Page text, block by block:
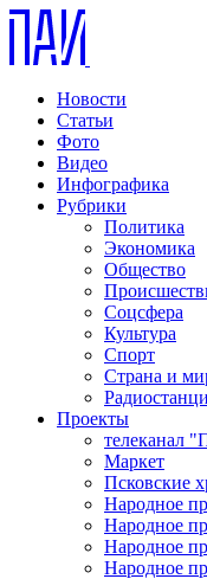
Новости
Статьи
Фото
Видео
Инфографика
Рубрики
Политика
Экономика
Общество
Соцсфера
Культура
Спорт
Страна и
Проекты
телеканал
Маркет
Народное
Народное
Народное
Народное